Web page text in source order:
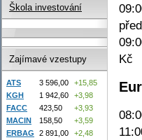
Kč
Škola investování
Zajímavé vzestupy
ATS 3 596,00
+15,85
KGH
1 942,60
+3,98
FACC
423,50
+3,93
MACIN
158,50
+3,59
ERBAG
2 891,00 +2,48